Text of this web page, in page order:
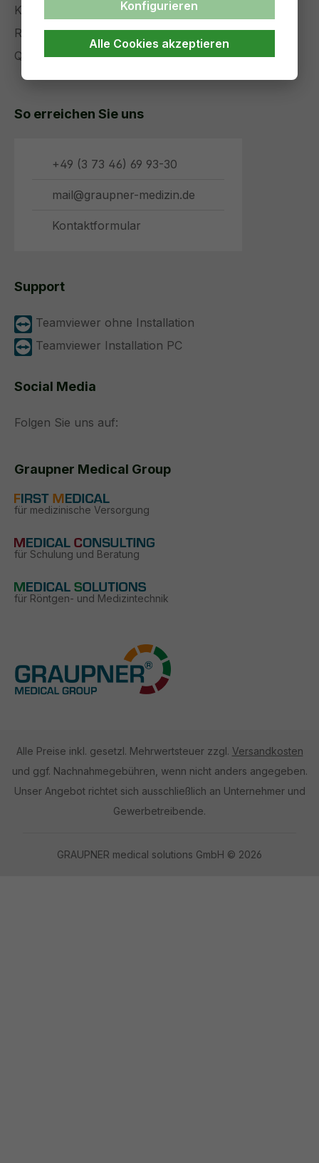
Komplettservice
Referenzen
Qualitätsmanagement
So erreichen Sie uns
+49 (3 73 46) 69 93-30
mail@graupner-medizin.de
Kontaktformular
Support
Teamviewer ohne Installation
Teamviewer Installation PC
Social Media
Folgen Sie uns auf:
Graupner Medical Group
für medizinische Versorgung
für Schulung und Beratung
für Röntgen- und Medizintechnik
Alle Preise inkl. gesetzl. Mehrwertsteuer zzgl. Versandkosten
und ggf. Nachnahmegebühren, wenn nicht anders angegeben.
Unser Angebot richtet sich ausschließlich an Unternehmer und
Gewerbetreibende.
GRAUPNER medical solutions GmbH © 2026
Konfigurieren
Alle Cookies akzeptieren